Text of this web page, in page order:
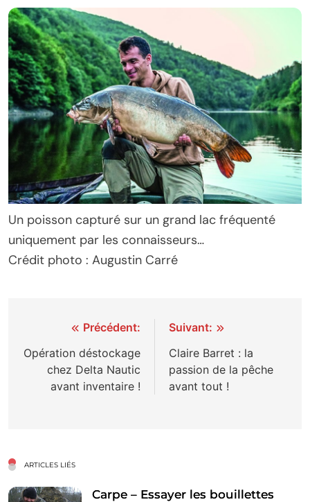
Un poisson capturé sur un grand lac fréquenté
uniquement par les connaisseurs…
Crédit photo : Augustin Carré
Navigation
de
l’article
Précédent:
Opération déstockage
chez Delta Nautic
avant inventaire !
Suivant:
Claire Barret : la
passion de la pêche
avant tout !
ARTICLES LIÉS
Carpe – Essayer les bouillettes